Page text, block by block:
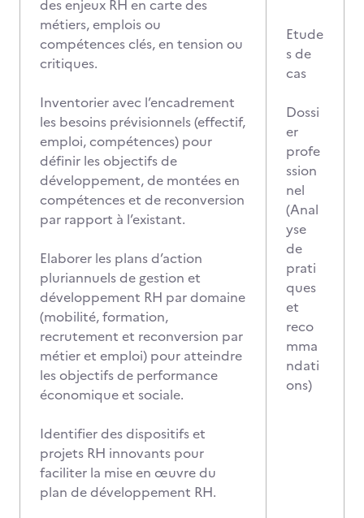
des enjeux RH en carte des
métiers, emplois ou
compétences clés, en tension ou
critiques.
Inventorier avec l’encadrement
les besoins prévisionnels (effectif,
emploi, compétences) pour
définir les objectifs de
développement, de montées en
compétences et de reconversion
par rapport à l’existant.
Elaborer les plans d’action
pluriannuels de gestion et
développement RH par domaine
(mobilité, formation,
recrutement et reconversion par
métier et emploi) pour atteindre
les objectifs de performance
économique et sociale.
Identifier des dispositifs et
projets RH innovants pour
faciliter la mise en œuvre du
plan de développement RH.
Etude
s de
cas
Dossi
er
profe
ssion
nel
(Anal
yse
de
prati
ques
et
reco
mma
ndati
ons)